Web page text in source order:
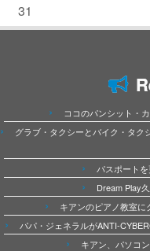
31
ココのパンシット・
グラブ・タクシーとバイク・タ
パスポート
Dream Play
キアンのピアノ教室
パパ・ジェネラルがANTI-
キアン、パソコ